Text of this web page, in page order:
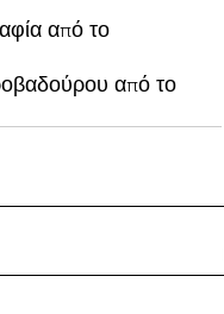
από το
από το